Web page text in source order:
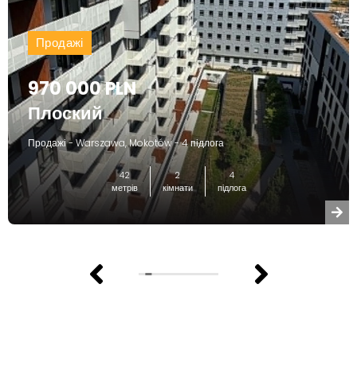
Продажі
970 000 PLN
Плоский
Продажі - Warszawa, Mokotów - 4 підлога
42
метрів
2
кімнати
4
підлога